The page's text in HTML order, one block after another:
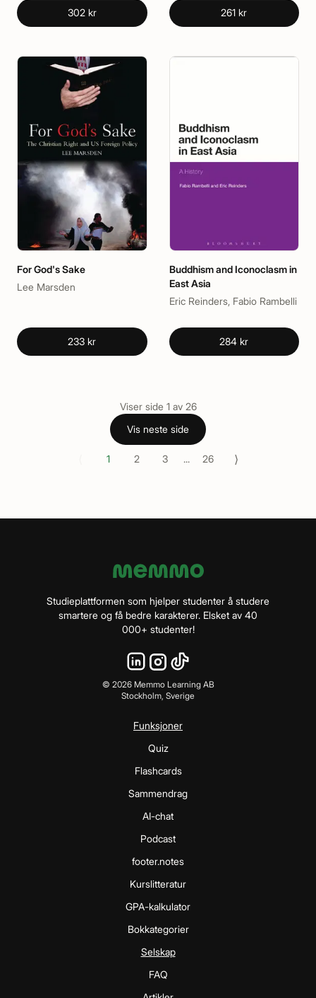
302 kr 261 kr
For God's Sake
Lee Marsden
233 kr
Buddhism and Iconoclasm in
East Asia
Eric Reinders, Fabio Rambelli
284 kr
Viser side 1 av 26
Vis neste side
1 2 3 ... 26 ⟩
Studieplattformen som hjelper studenter å studere
smartere og få bedre karakterer. Elsket av 40
000+ studenter!
© 2026Memmo Learning AB
Stockholm, Sverige
Funksjoner
Quiz
Flashcards
Sammendrag
AI-chat
Podcast
footer.notes
Kurslitteratur
GPA-kalkulator
Bokkategorier
Selskap
FAQ